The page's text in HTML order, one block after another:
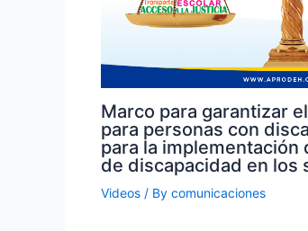
Marco para garantizar
para personas con
para la implementación
de discapacidad en los
Videos / By comunicaciones